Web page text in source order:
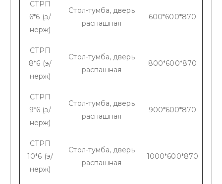
СТРП
6*6 (э/
нерж)
Стол-тумба, дверь
распашная
600*600*870
СТРП
8*6 (э/
нерж)
Стол-тумба, дверь
распашная
800*600*870
СТРП
9*6 (э/
нерж)
Стол-тумба, дверь
распашная
900*600*870
СТРП
10*6 (э/
нерж)
Стол-тумба, дверь
распашная
1000*600*870